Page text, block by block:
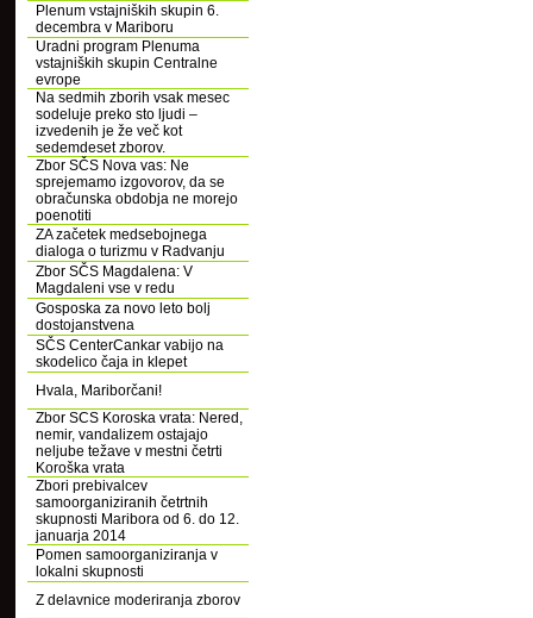
Plenum vstajniških skupin 6.
decembra v Mariboru
Uradni program Plenuma
vstajniških skupin Centralne
evrope
Na sedmih zborih vsak mesec
sodeluje preko sto ljudi –
izvedenih je že več kot
sedemdeset zborov.
Zbor SČS Nova vas: Ne
sprejemamo izgovorov, da se
obračunska obdobja ne morejo
poenotiti
ZA začetek medsebojnega
dialoga o turizmu v Radvanju
Zbor SČS Magdalena: V
Magdaleni vse v redu
Gosposka za novo leto bolj
dostojanstvena
SČS CenterCankar vabijo na
skodelico čaja in klepet
Hvala, Mariborčani!
Zbor SCS Koroska vrata: Nered,
nemir, vandalizem ostajajo
neljube težave v mestni četrti
Koroška vrata
Zbori prebivalcev
samoorganiziranih četrtnih
skupnosti Maribora od 6. do 12.
januarja 2014
Pomen samoorganiziranja v
lokalni skupnosti
Z delavnice moderiranja zborov